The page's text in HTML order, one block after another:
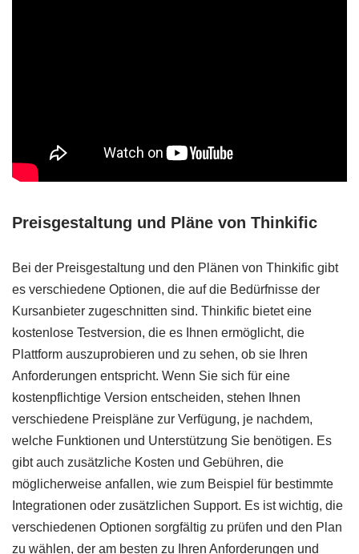
Preisgestaltung und Pläne von Thinkific
Bei der Preisgestaltung und den Plänen von Thinkific gibt
es verschiedene Optionen, die auf die Bedürfnisse der
Kursanbieter zugeschnitten sind. Thinkific bietet eine
kostenlose Testversion, die es Ihnen ermöglicht, die
Plattform auszuprobieren und zu sehen, ob sie Ihren
Anforderungen entspricht. Wenn Sie sich für eine
kostenpflichtige Version entscheiden, stehen Ihnen
verschiedene Preispläne zur Verfügung, je nachdem,
welche Funktionen und Unterstützung Sie benötigen. Es
gibt auch zusätzliche Kosten und Gebühren, die
möglicherweise anfallen, wie zum Beispiel für bestimmte
Integrationen oder zusätzlichen Support. Es ist wichtig, die
verschiedenen Optionen sorgfältig zu prüfen und den Plan
zu wählen, der am besten zu Ihren Anforderungen und